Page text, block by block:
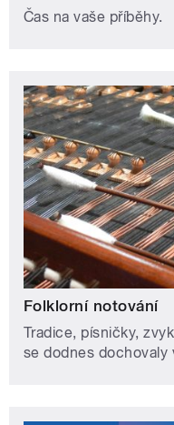
Čas na vaše příběhy.
Folklorní notování
Tradice, písničky,
se dodnes dochovaly